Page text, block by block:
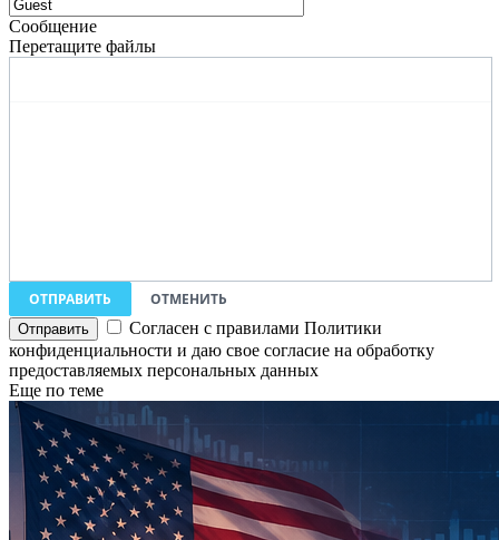
Сообщение
Перетащите файлы
ОТПРАВИТЬ
ОТМЕНИТЬ
Согласен с правилами Политики
конфиденциальности и даю свое согласие на обработку
предоставляемых персональных данных
Еще по теме